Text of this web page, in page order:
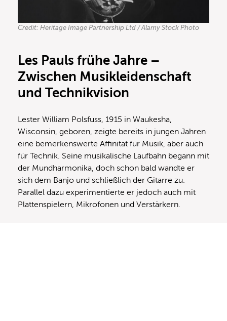
Credit: Heritage Image Partnership Ltd / Alamy Stock Photo
Les Pauls frühe Jahre –
Zwischen Musikleidenschaft
und Technikvision
Lester William Polsfuss, 1915 in Waukesha,
Wisconsin, geboren, zeigte bereits in jungen Jahren
eine bemerkenswerte Affinität für Musik, aber auch
für Technik. Seine musikalische Laufbahn begann mit
der Mundharmonika, doch schon bald wandte er
sich dem Banjo und schließlich der Gitarre zu.
Parallel dazu experimentierte er jedoch auch mit
Plattenspielern, Mikrofonen und Verstärkern.